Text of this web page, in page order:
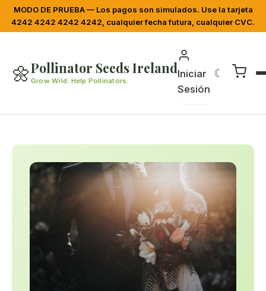
MODO DE PRUEBA — Los pagos son simulados. Use la tarjeta
4242 4242 4242 4242, cualquier fecha futura, cualquier CVC.
🌼Pollinator Seeds Ireland
Grow Wild. Help Pollinators.
Iniciar
Sesión
☾